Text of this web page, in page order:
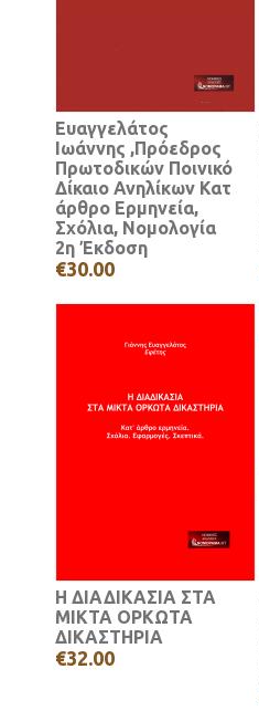
Ευαγγελάτος
Ιωάννης ,Πρόεδρος
Πρωτοδικών Ποινικό
Δίκαιο Ανηλίκων Κατ
άρθρο Ερμηνεία,
Σχόλια, Νομολογία
2η Έκδοση
€30.00
Η ΔΙΑΔΙΚΑΣΙΑ ΣΤΑ
ΜΙΚΤΑ ΟΡΚΩΤΑ
ΔΙΚΑΣΤΗΡΙΑ
€32.00